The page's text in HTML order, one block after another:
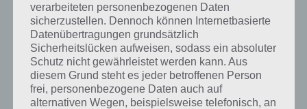
Insgesamt gibt es 50 Ebenen, die in zufälliger Reihenfolge in Drop
Wizard Tower auftreten. Wirst du von einem Gegner getroffen, ist
das zunächst nicht schlimm, denn du hast 4 Lebenspunkte. Erst
wenn alle verloren sind, geht es wieder von vorne los.
Boss-Gegner für Abwechslung
verarbeiteten personenbezogenen Daten
sicherzustellen. Dennoch können Internetbasierte
Datenübertragungen grundsätzlich
Sicherheitslücken aufweisen, sodass ein absoluter
Schutz nicht gewährleistet werden kann. Aus
diesem Grund steht es jeder betroffenen Person
frei, personenbezogene Daten auch auf
alternativen Wegen, beispielsweise telefonisch, an